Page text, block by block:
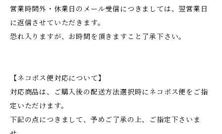
営業時間外・休業日のメール受信につきましては、翌営業日
に返信させていただきます。
恐れ入りますが、お時間を頂きますこと了承下さい。
【ネコポス便対応について】
対応商品は、ご購入後の配送方法選択時にネコポス便をご指
定いただけます。
下記の点につきまして、予めご了承の上、ご指定下さいま